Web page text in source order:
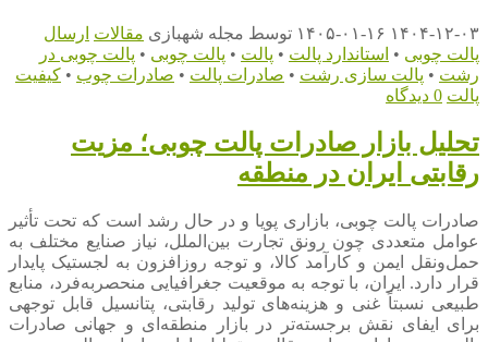
۱۴۰۴-۱۲-۰۳ ۱۴۰۵-۰۱-۱۶ توسط مجله شهبازی مقالات ارسال
پالت چوبی • استاندارد پالت • پالت • پالت چوبی • پالت چوبی در
رشت • پالت سازی رشت • صادرات پالت • صادرات چوب • کیفیت
پالت 0 دیدگاه
تحلیل بازار صادرات پالت چوبی؛ مزیت
رقابتی ایران در منطقه
صادرات پالت چوبی، بازاری پویا و در حال رشد است که تحت تأثیر
عوامل متعددی چون رونق تجارت بین‌الملل، نیاز صنایع مختلف به
حمل‌ونقل ایمن و کارآمد کالا، و توجه روزافزون به لجستیک پایدار
قرار دارد. ایران، با توجه به موقعیت جغرافیایی منحصربه‌فرد، منابع
طبیعی نسبتاً غنی و هزینه‌های تولید رقابتی، پتانسیل قابل توجهی
برای ایفای نقش برجسته‌تر در بازار منطقه‌ای و جهانی صادرات